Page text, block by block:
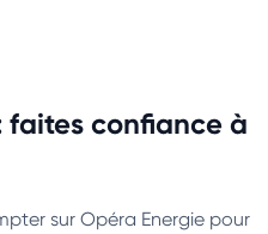
faites confiance à
sur Opéra Energie pour